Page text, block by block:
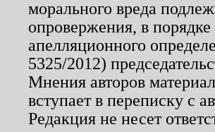
морального вреда
опровержения, в
апелляционного
5325/2012)
Мнения авторов
вступает в переписку с
Редакция не несет